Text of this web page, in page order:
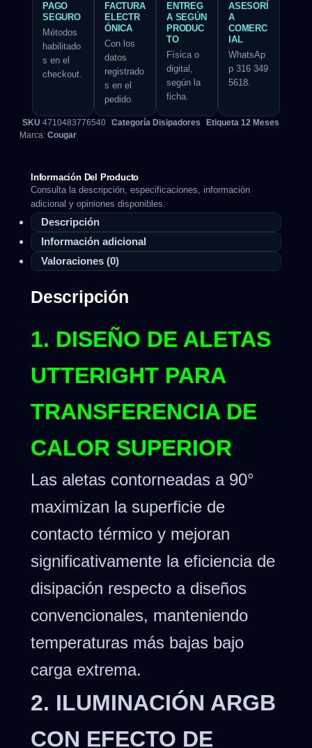
PAGO
SEGURO
Métodos
habilitado
s en el
checkout.
FACTURA
ELECTR
ÓNICA
Con los
datos
registrado
s en el
pedido.
ENTREG
A SEGÚN
PRODUC
TO
Física o
digital,
según la
ficha.
ASESORÍ
A
COMERC
IAL
WhatsAp
p 316 349
5618.
SKU 4710483776540 Categoría Disipadores Etiqueta 12 Meses
Marca: Cougar
Información Del Producto
Consulta la descripción, especificaciones, información
adicional y opiniones disponibles.
Descripción
Información adicional
Valoraciones (0)
Descripción
1. DISEÑO DE ALETAS
UTTERIGHT PARA
TRANSFERENCIA DE
CALOR SUPERIOR
Las aletas contorneadas a 90°
maximizan la superficie de
contacto térmico y mejoran
significativamente la eficiencia de
disipación respecto a diseños
convencionales, manteniendo
temperaturas más bajas bajo
carga extrema.
2. ILUMINACIÓN ARGB
CON EFECTO DE